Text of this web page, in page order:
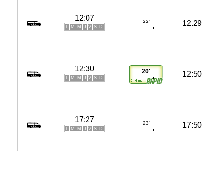
12:07
L M M J V S D
22' 12:29
12:30
L M M J V S D
20' 12:50
17:27
L M M J V S D
23' 17:50